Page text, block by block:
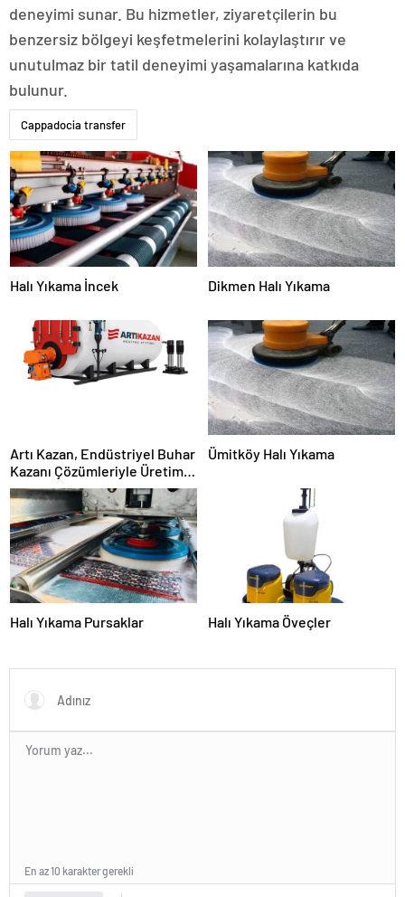
deneyimi sunar. Bu hizmetler, ziyaretçilerin bu
benzersiz bölgeyi keşfetmelerini kolaylaştırır ve
unutulmaz bir tatil deneyimi yaşamalarına katkıda
bulunur.
Cappadocia transfer
Halı Yıkama İncek Dikmen Halı Yıkama
Artı Kazan, Endüstriyel Buhar
Kazanı Çözümleriyle Üretim
Tesislerine Verimli Sistemler
Sunuyor
Ümitköy Halı Yıkama
Halı Yıkama Pursaklar Halı Yıkama Öveçler
En az 10 karakter gerekli